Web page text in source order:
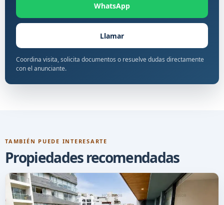
WhatsApp
Llamar
Coordina visita, solicita documentos o resuelve dudas directamente
con el anunciante.
TAMBIÉN PUEDE INTERESARTE
Propiedades recomendadas